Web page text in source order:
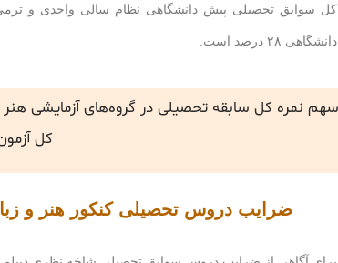
کل سوابق تحصیلی پیش دانشگاهی
دانشگاهی ۲۸ درصد است.
کل آزمون
ضرایب دروس تحصیلی کنکور هنر و